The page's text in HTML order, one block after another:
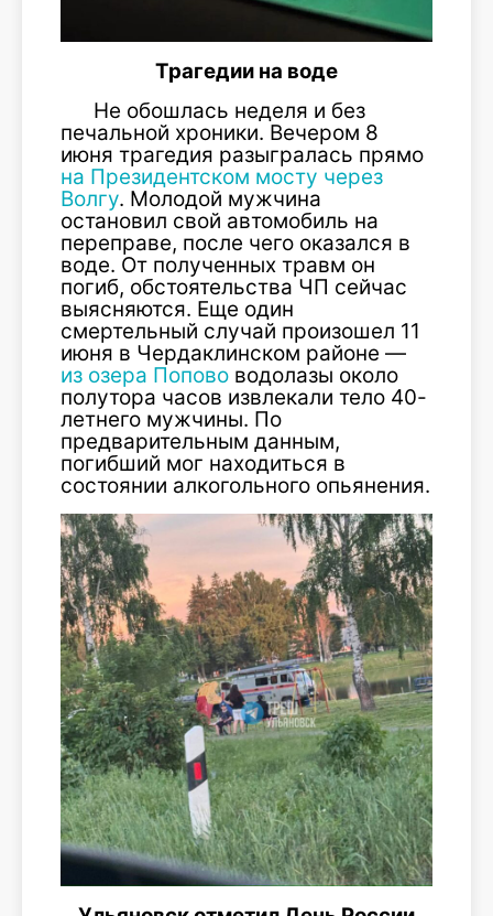
Трагедии на воде
Не обошлась неделя и без
печальной хроники. Вечером 8
июня трагедия разыгралась прямо
на Президентском мосту через
Волгу. Молодой мужчина
остановил свой автомобиль на
переправе, после чего оказался в
воде. От полученных травм он
погиб, обстоятельства ЧП сейчас
выясняются. Еще один
смертельный случай произошел 11
июня в Чердаклинском районе —
из озера Попово водолазы около
полутора часов извлекали тело 40-
летнего мужчины. По
предварительным данным,
погибший мог находиться в
состоянии алкогольного опьянения.